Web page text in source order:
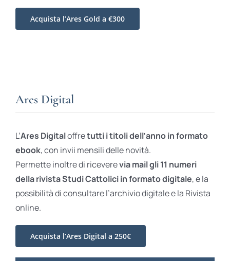
Acquista l’Ares Gold a €300
Ares Digital
L’Ares Digitaloffretutti i titoli dell’anno in formato
ebook, con invii mensili delle novità.
Permette inoltre di riceverevia mail gli 11 numeri
della rivista Studi Cattolici in formato digitale, e la
possibilità di consultare l’archivio digitale e la Rivista
online.
Acquista l’Ares Digital a 250€